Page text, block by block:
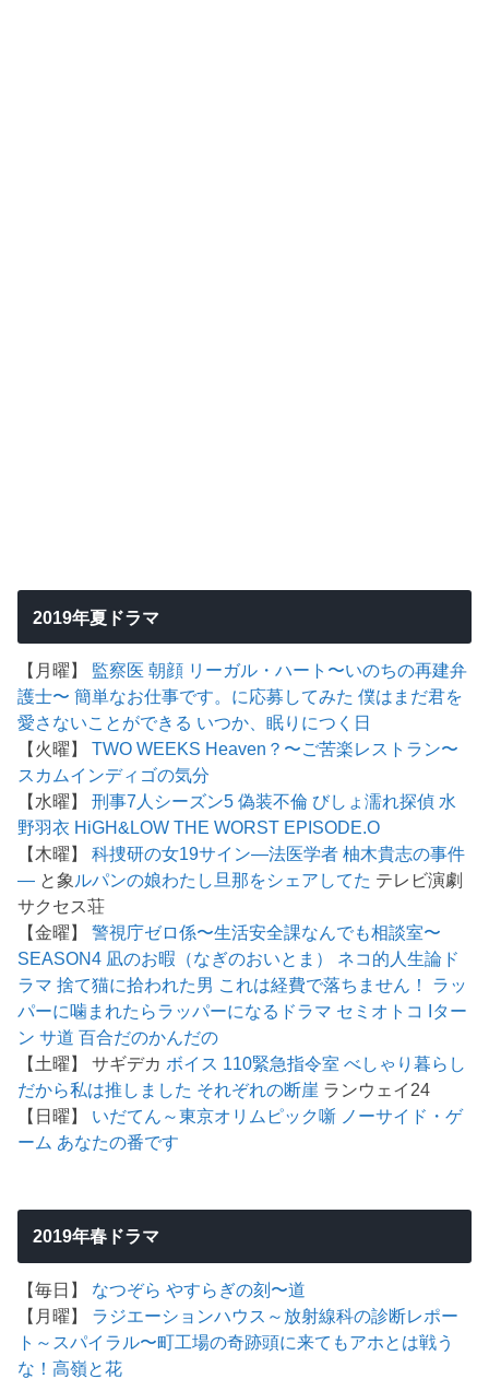
2019年夏ドラマ
【月曜】 監察医 朝顔 リーガル・ハート〜いのちの再建弁
護士〜 簡単なお仕事です。に応募してみた 僕はまだ君を
愛さないことができる いつか、眠りにつく日
【火曜】TWO WEEKS Heaven？〜ご苦楽レストラン〜
スカムインディゴの気分
【水曜】刑事7人シーズン5 偽装不倫 びしょ濡れ探偵 水
野羽衣 HiGH&LOW THE WORST EPISODE.O
【木曜】科捜研の女19サイン―法医学者 柚木貴志の事件
― と象 ルパンの娘わたし旦那をシェアしてた テレビ演劇
サクセス荘
【金曜】警視庁ゼロ係〜生活安全課なんでも相談室〜
SEASON4 凪のお暇（なぎのおいとま）
ネコ的人生論ド
ラマ 捨て猫に拾われた男 これは経費で落ちません！
ラッ
パーに噛まれたらラッパーになるドラマ セミオトコ
Iター
ン サ道 百合だのかんだの
【土曜】 サギデカ ボイス 110緊急指令室 べしゃり暮らし
だから私は推しました それぞれの断崖 ランウェイ24
【日曜】 いだてん～東京オリムピック噺 ノーサイド・ゲ
ーム あなたの番です
2019年春ドラマ
【毎日】 なつぞら やすらぎの刻〜道
【月曜】 ラジエーションハウス～放射線科の診断レポー
ト～ スパイラル〜町工場の奇跡頭に来てもアホとは戦う
な！高嶺と花